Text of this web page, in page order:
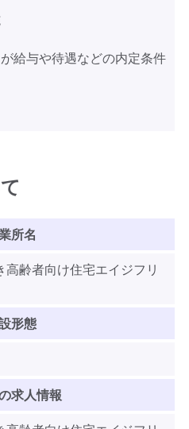
給与や待遇などの内定条件
所名
齢者向け住宅エイジフリ
形態
求人情報